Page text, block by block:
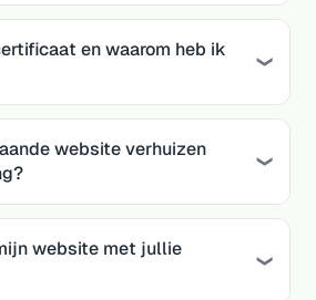
en waarom heb ik
website verhuizen
website met jullie